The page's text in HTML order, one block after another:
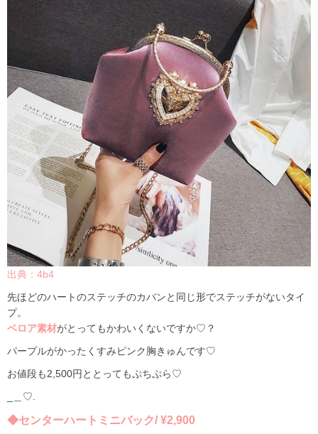
出典：4b4
先ほどのハートのステッチのカバンと同じ形でステッチがないタイ
プ。
ベロア素材がとってもかわいくないですか♡？
パープルがかったくすみピンク胸きゅんです♡
お値段も2,500円ととってもぷちぷら♡
＿♡.
◆センターハートミニバック/ ¥2,900